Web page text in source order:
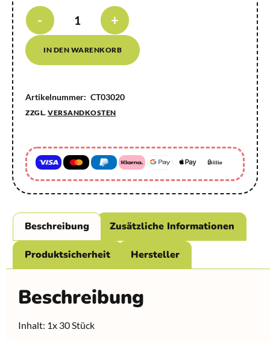
- +
IN DEN WARENKORB
Artikelnummer: CT03020
ZZGL. VERSANDKOSTEN
Beschreibung Zusätzliche Informationen
Produktsicherheit Hersteller
Beschreibung
Inhalt: 1x 30 Stück